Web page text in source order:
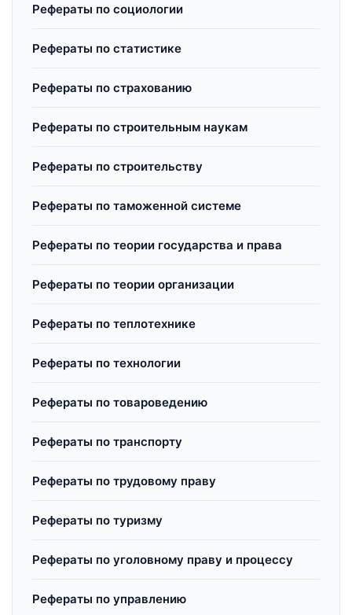
Рефераты по социологии
Рефераты по статистике
Рефераты по страхованию
Рефераты по строительным наукам
Рефераты по строительству
Рефераты по таможенной системе
Рефераты по теории государства и права
Рефераты по теории организации
Рефераты по теплотехнике
Рефераты по технологии
Рефераты по товароведению
Рефераты по транспорту
Рефераты по трудовому праву
Рефераты по туризму
Рефераты по уголовному праву и процессу
Рефераты по управлению